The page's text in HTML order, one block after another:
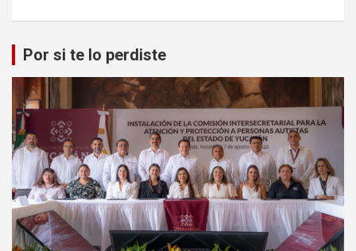
Por si te lo perdiste